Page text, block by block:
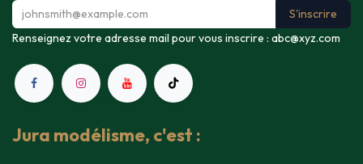
S'inscrire
Renseignez votre adresse mail pour vous inscrire : abc@xyz.com
Jura modélisme, c'est :